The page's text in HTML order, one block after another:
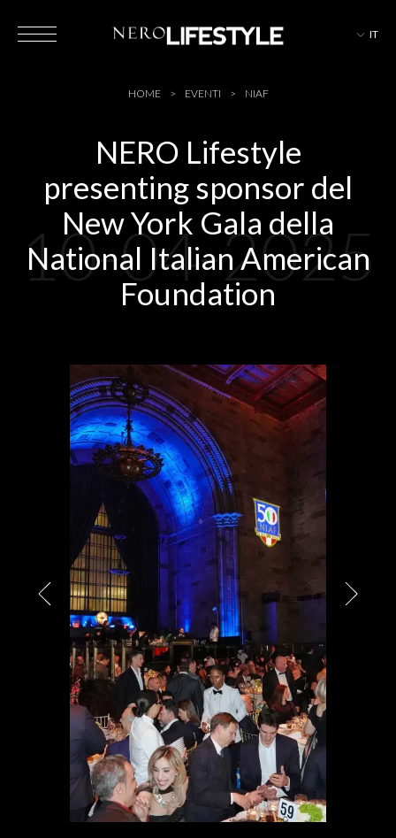
IT
HOTEL
MAGAZINE
EVENTI
PARTNER
CHARITY
CHAMPAGNE
NEWS
ABOUT US
HOME EVENTI NIAF
NERO Lifestyle
presenting sponsor del
New York Gala della
National Italian American
Foundation
10-04-2025